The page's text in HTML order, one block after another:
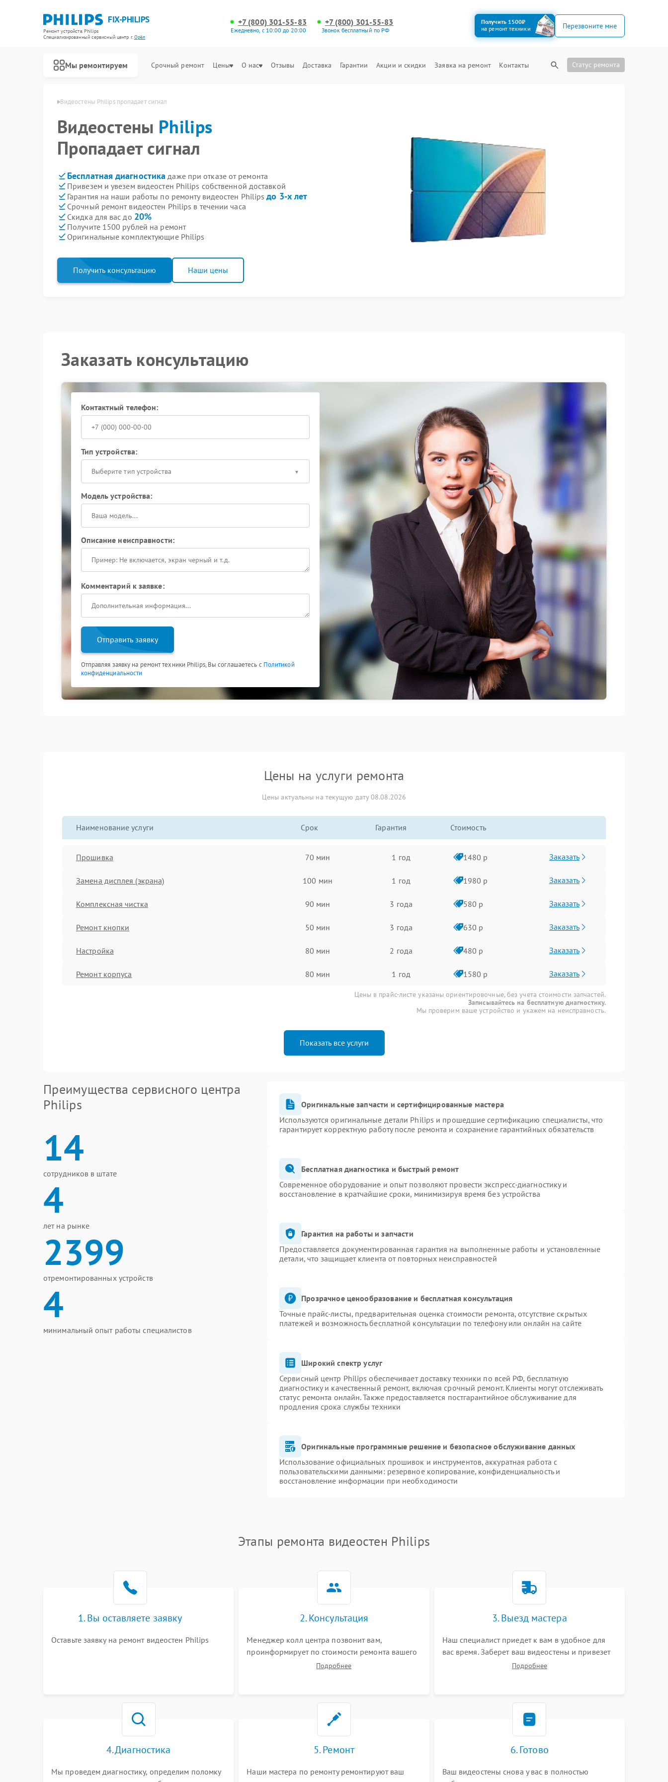
FIX-PHILIPS
Ремонт устройств Philips
Специализированный cервисный центр г.Орёл
+7 (800) 301-55-83
Ежедневно, с 10:00 до 20:00
+7 (800) 301-55-83
Звонок бесплатный по РФ
Получить 1500₽
на ремонт техники
Перезвоните мне
Мы ремонтируем Срочный ремонт Цены О нас Отзывы Доставка Гарантии Акции и скидки Заявка на ремонт Контакты Статус ремонта
Видеостены Philips пропадает сигнал
Видеостены Philips
Пропадает сигнал
Бесплатная диагностика даже при отказе от ремонта
Привезем и увезем видеостен Philips собственной доставкой
Гарантия на наши работы по ремонту видеостен Philipsдо 3-х лет
Срочный ремонт видеостен Philips в течении часа
Скидка для вас до 20%
Получите 1500 рублей на ремонт
Оригинальные комплектующие Philips
Получить консультацию Наши цены
Заказать консультацию
Контактный телефон:
Тип устройства:
Выберите тип устройства
Модель устройства:
Описание неисправности:
Комментарий к заявке:
Отправить заявку
Отправляя заявку на ремонт техники Philips, Вы соглашаетесь с Политикой
конфиденциальности
Цены на услуги ремонта
Цены актуальны на текущую дату 08.08.2026
Наименование услуги Срок Гарантия Стоимость
Прошивка 70 мин 1 год 1480 р Заказать
Замена дисплея (экрана) 100 мин 1 год 1980 р Заказать
Комплексная чистка 90 мин 3 года 580 р Заказать
Ремонт кнопки 50 мин 3 года 630 р Заказать
Настройка 80 мин 2 года 480 р Заказать
Ремонт корпуса 80 мин 1 год 1580 р Заказать
Цены в прайс-листе указаны ориентировочные, без учета стоимости запчастей.
Записывайтесь на бесплатную диагностику.
Мы проверим ваше устройство и укажем на неисправность.
Показать все услуги
Преимущества сервисного центра
Philips
14
сотрудников в штате
4
лет на рынке
2399
отремонтированных устройств
4
минимальный опыт работы специалистов
Оригинальные запчасти и сертифицированные мастера
Используются оригинальные детали Philips и прошедшие сертификацию специалисты, что
гарантирует корректную работу после ремонта и сохранение гарантийных обязательств
Бесплатная диагностика и быстрый ремонт
Современное оборудование и опыт позволяют провести экспресс-диагностику и
восстановление в кратчайшие сроки, минимизируя время без устройства
Гарантия на работы и запчасти
Предоставляется документированная гарантия на выполненные работы и установленные
детали, что защищает клиента от повторных неисправностей
Прозрачное ценообразование и бесплатная консультация
Точные прайс-листы, предварительная оценка стоимости ремонта, отсутствие скрытых
платежей и возможность бесплатной консультации по телефону или онлайн на сайте
Широкий спектр услуг
Сервисный центр Philips обеспечивает доставку техники по всей РФ, бесплатную
диагностику и качественный ремонт, включая срочный ремонт. Клиенты могут отслеживать
статус ремонта онлайн. Также предоставляется постгарантийное обслуживание для
продления срока службы техники
Оригинальные программные решение и безопасное обслуживание данных
Использование официальных прошивок и инструментов, аккуратная работа с
пользовательскими данными: резервное копирование, конфиденциальность и
восстановление информации при необходимости
Этапы ремонта видеостен Philips
1. Вы оставляете заявку
Оставьте заявку на ремонт видеостен Philips
2. Консультация
Менеджер колл центра позвонит вам,
проинформирует по стоимости ремонта вашего
видеостен а также ответит на все ваши вопросы.
Подробнее
3. Выезд мастера
Наш специалист приедет к вам в удобное для
вас время. Заберет ваш видеостены и привезет
на склад для диагностики.
Подробнее
4. Диагностика
Мы проведем диагностику, определим поломку
5. Ремонт
Наши мастера по ремонту ремонтируют ваш
6. Готово
Ваш видеостены снова у вас в полностью